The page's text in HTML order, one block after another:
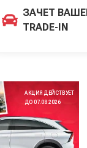
ЗАЧЕТ
TRADE-IN
АКЦИЯ ДЕЙСТВУЕТ
ДО 07.08.2026